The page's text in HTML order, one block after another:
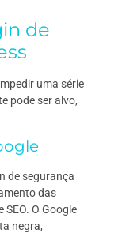
de
uma série
pode ser alvo,
de segurança
das
O Google
negra,